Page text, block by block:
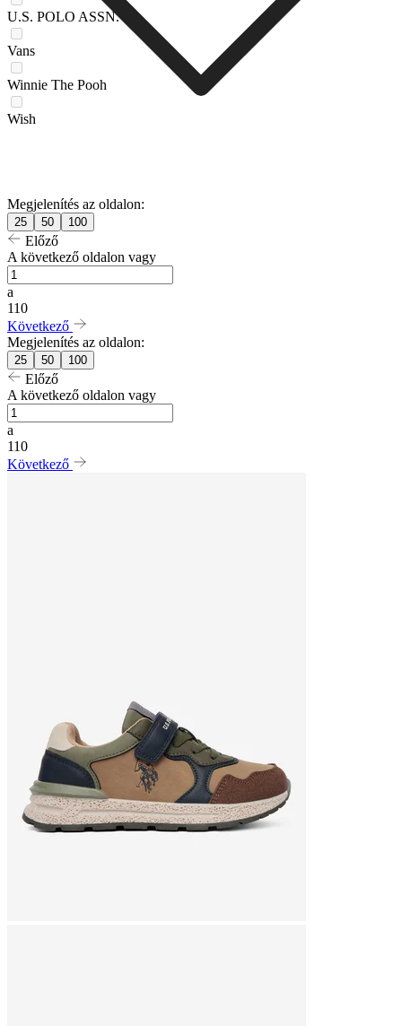
U.S. POLO ASSN.
Vans
Winnie The Pooh
Wish
Megjelenítés az oldalon:
25 50 100
Előző
A következő oldalon vagy
a
110
Következő
Megjelenítés az oldalon:
25 50 100
Előző
A következő oldalon vagy
a
110
Következő